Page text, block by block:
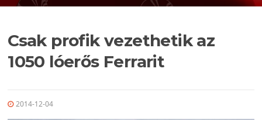
Csak profik vezethetik az
1050 lóerős Ferrarit
2014-12-04